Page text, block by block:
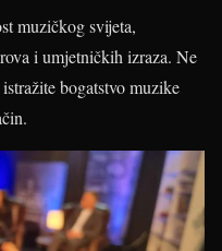
muzičkog svijeta,
i umjetničkih izraza. Ne
bogatstvo muzike